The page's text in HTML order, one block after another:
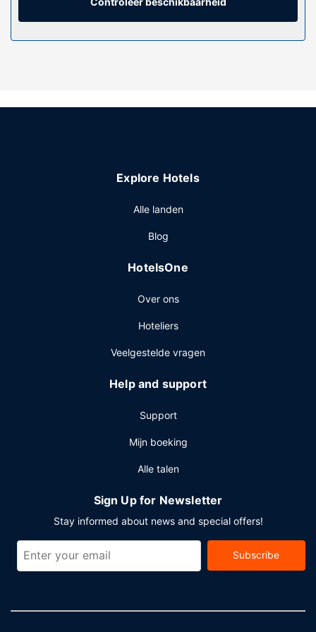
Algemene voorziening
het uitzicht vanuit een tuin. Extra voorzieningen van dit
07.00 uur tot 11.00 uur.
een geldautomaat/bankservice en een automaat. Ter
Explore Hotels
Alle landen
Blog
HotelsOne
Over ons
Hoteliers
Veelgestelde vragen
Help and support
Support
Mijn boeking
Alle talen
Sign Up for Newsletter
Stay informed about news and special offers!
Subscribe